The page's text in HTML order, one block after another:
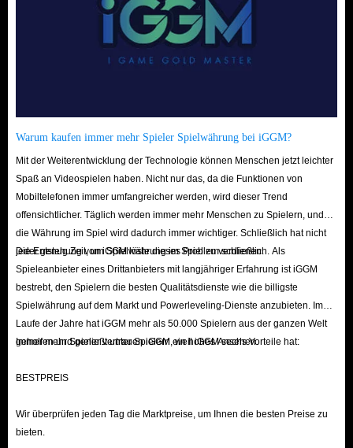
Warum kaufen immer mehr Spieler Spielwährung bei iGGM?
Mit der Weiterentwicklung der Technologie können Menschen jetzt leichter
Spaß an Videospielen haben. Nicht nur das, da die Funktionen von
Mobiltelefonen immer umfangreicher werden, wird dieser Trend
offensichtlicher. Täglich werden immer mehr Menschen zu Spielern, und
die Währung im Spiel wird dadurch immer wichtiger. Schließlich hat nicht
jeder genug Zeit, um Spielwährung im Spiel zu verdienen.
Die Entstehung von iGGM löste dieses Problem schließlich. Als
Spieleanbieter eines Drittanbieters mit langjähriger Erfahrung ist iGGM
bestrebt, den Spielern die besten Qualitätsdienste wie die billigste
Spielwährung auf dem Markt und Powerleveling-Dienste anzubieten. Im
Laufe der Jahre hat iGGM mehr als 50.000 Spielern aus der ganzen Welt
geholfen und genießt unter Spielern ein hohes Ansehen.
Immer mehr Spieler vertrauen iGGM, weil iGGM sechs Vorteile hat:
BESTPREIS
Wir überprüfen jeden Tag die Marktpreise, um Ihnen die besten Preise zu
bieten.